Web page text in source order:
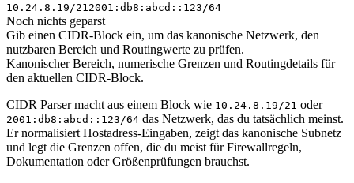
10.24.8.19/21 2001:db8:abcd::123/64
Noch nichts geparst
Gib einen CIDR-Block ein, um das kanonische Netzwerk, den
nutzbaren Bereich und Routingwerte zu prüfen.
Kanonischer Bereich, numerische Grenzen und Routingdetails für
den aktuellen CIDR-Block.
CIDR Parser macht aus einem Block wie 10.24.8.19/21 oder
2001:db8:abcd::123/64 das Netzwerk, das du tatsächlich meinst.
Er normalisiert Hostadress-Eingaben, zeigt das kanonische Subnetz
und legt die Grenzen offen, die du meist für Firewallregeln,
Dokumentation oder Größenprüfungen brauchst.